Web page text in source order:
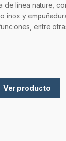
de línea nature,
inox y
entre
Ver producto